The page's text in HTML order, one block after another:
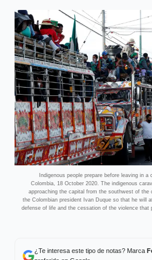
Indigenous people prepare before leaving in
Colombia, 18 October 2020. The indigenous
approaching the capital from the southwest of
the Colombian president Ivan Duque so that he will
defense of life and the cessation of the violence that
¿Te interesa este tipo de notas? Marca